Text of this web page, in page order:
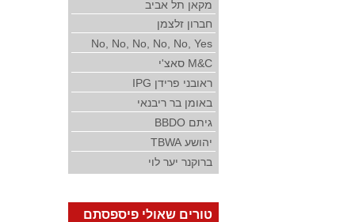
מקאן תל אביב
חברון זלצמן
No, No, No, No, No, Yes
M&C סאצ'י
ראובני פרידן IPG
באומן בר ריבנאי
גיתם BBDO
יהושע TBWA
ברוקנר יער לוי
טורים שאולי פיספסתם